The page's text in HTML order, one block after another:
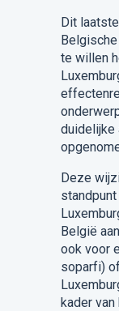
Dit
te willen
duidelijke
Deze
België
ook voor
soparfi)
kader